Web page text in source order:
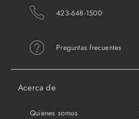
Acerca de
Quienes somos
423-648-1500
Preguntas frecuentes